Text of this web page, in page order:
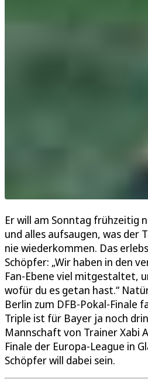
Er will am Sonntag frühzeitig
und alles aufsaugen, was der
nie wiederkommen. Das
Schöpfer: „Wir haben in den
Fan-Ebene viel mitgestaltet,
wofür du es getan hast.“
Berlin zum DFB-Pokal-Finale
Triple ist für Bayer ja noch
Mannschaft von Trainer Xabi
Finale der Europa-League in
Schöpfer will dabei sein.